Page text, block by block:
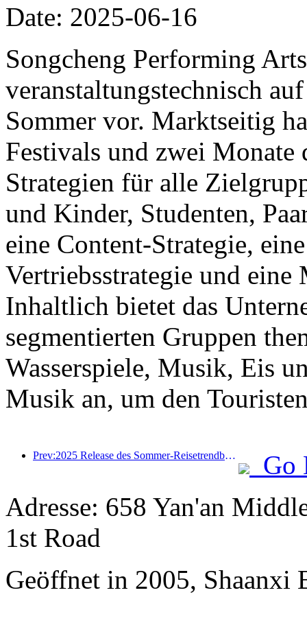
Date: 2025-06-16
Songcheng Performing
veranstaltungstechnisch
Sommer vor. Marktseitig
Festivals und zwei Monate
Strategien für alle
und Kinder, Studenten,
eine Content-Strategie,
Vertriebsstrategie und eine
Inhaltlich bietet das
segmentierten Gruppen
Wasserspiele, Musik, Eis
Musik an, um den
Prev:2025 Release des Sommer-Reisetrendberichts: Die Kundenbasis der Eltern-Kind-Kundendise machen mehr als 60% aus
Go
Adresse: 658 Yan'an
1st Road
Geöffnet in 2005, Shaanxi